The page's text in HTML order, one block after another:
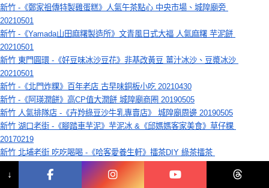
新竹 -《鄭家祖傳特製雞蛋糕》人氣午茶點心 中央市場、城隍廟旁
20210501
新竹 -《Yamada山田麻糬製造所》文青風日式大福 人氣麻糬 芋泥餅
20210501
新竹 東門圓環 -《好豆味冰沙豆花》非基改黃豆 薑汁冰沙、豆漿冰沙
20210501
新竹 -《北門炸粿》百年老店 古早味銅板小吃 20210430
新竹 -《阿瑛潤餅》高CP值大潤餅 城隍廟商圈 20190505
新竹 人氣排隊店 -《卉羚綠豆沙牛乳專賣店》 城隍廟周邊 20190505
新竹 湖口老街 -《腳踏車芋泥》芋泥冰 &《邱媽媽客家美食》草仔粿
20170219
新竹 北埔老街 吃吃喝喝 -《哈客愛養生軒》擂茶DIY 綠茶擂茶
新竹 關西 人氣甜點 -《仙草巷》&《關西紅豆餅》20160821
↓